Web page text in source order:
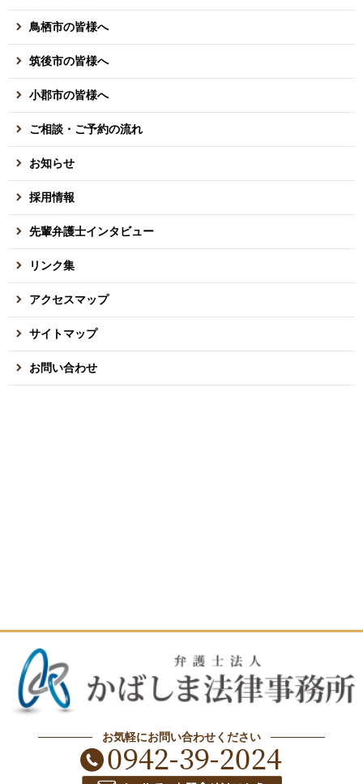
鳥栖市の皆様へ
筑後市の皆様へ
小郡市の皆様へ
ご相談・ご予約の流れ
お知らせ
採用情報
先輩弁護士インタビュー
リンク集
アクセスマップ
サイトマップ
お問い合わせ
お気軽にお問い合わせください